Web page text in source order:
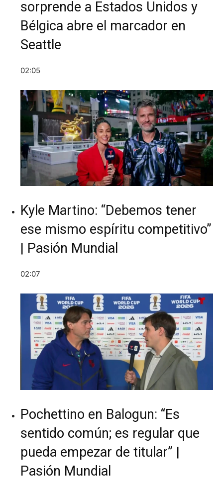
sorprende a Estados Unidos y
Bélgica abre el marcador en
Seattle
02:05
Kyle Martino: “Debemos tener
ese mismo espíritu competitivo”
| Pasión Mundial
02:07
Pochettino en Balogun: “Es
sentido común; es regular que
pueda empezar de titular” |
Pasión Mundial